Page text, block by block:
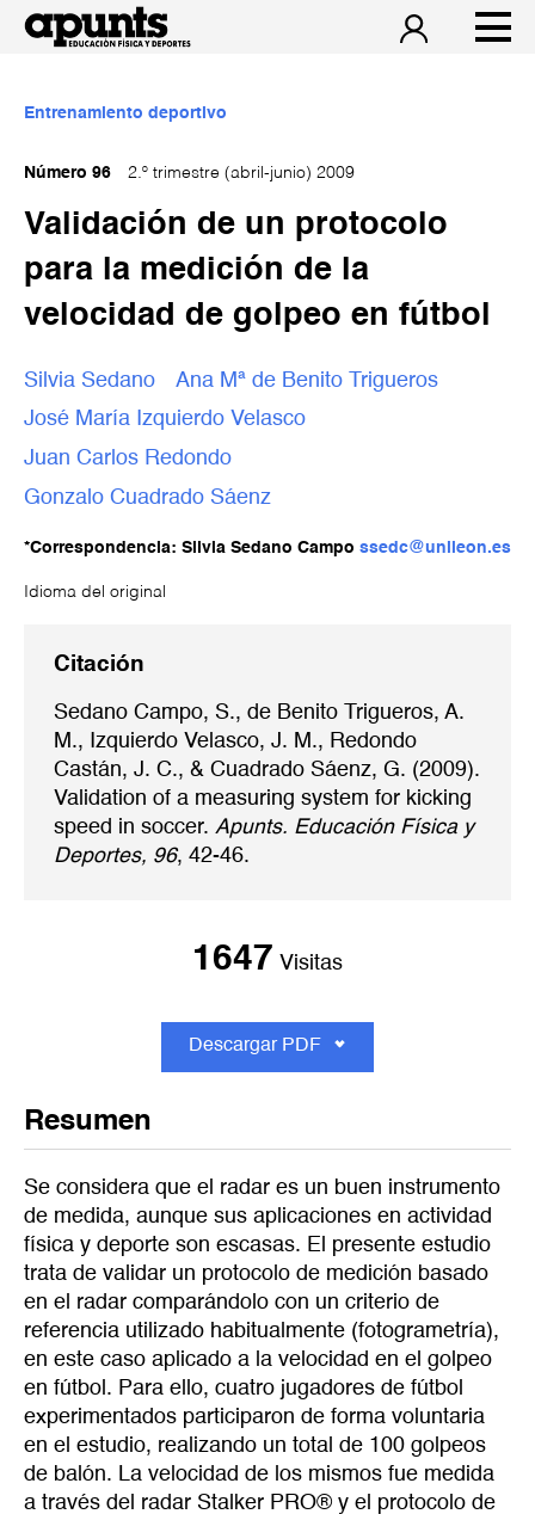
Entrenamiento deportivo
Número 96 2.º trimestre (abril-junio) 2009
Validación de un protocolo
para la medición de la
velocidad de golpeo en fútbol
Silvia Sedano
Ana Mª de Benito Trigueros
José María Izquierdo Velasco
Juan Carlos Redondo
Gonzalo Cuadrado Sáenz
*Correspondencia: Silvia Sedano Campo ssedc@unileon.es
Idioma del original
Citación
Sedano Campo, S., de Benito Trigueros, A.
M., Izquierdo Velasco, J. M., Redondo
Castán, J. C., & Cuadrado Sáenz, G. (2009).
Validation of a measuring system for kicking
speed in soccer. Apunts. Educación Física y
Deportes, 96, 42-46.
1647 Visitas
Descargar PDF
Resumen
Se considera que el radar es un buen instrumento
de medida, aunque sus aplicaciones en actividad
física y deporte son escasas. El presente estudio
trata de validar un protocolo de medición basado
en el radar comparándolo con un criterio de
referencia utilizado habitualmente (fotogrametría),
en este caso aplicado a la velocidad en el golpeo
en fútbol. Para ello, cuatro jugadores de fútbol
experimentados participaron de forma voluntaria
en el estudio, realizando un total de 100 golpeos
de balón. La velocidad de los mismos fue medida
a través del radar Stalker PRO® y el protocolo de